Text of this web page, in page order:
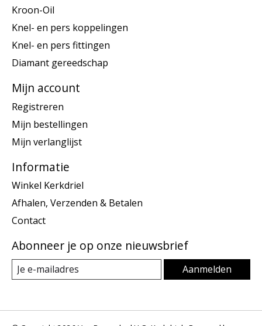
Kroon-Oil
Knel- en pers koppelingen
Knel- en pers fittingen
Diamant gereedschap
Mijn account
Registreren
Mijn bestellingen
Mijn verlanglijst
Informatie
Winkel Kerkdriel
Afhalen, Verzenden & Betalen
Contact
Abonneer je op onze nieuwsbrief
Aanmelden